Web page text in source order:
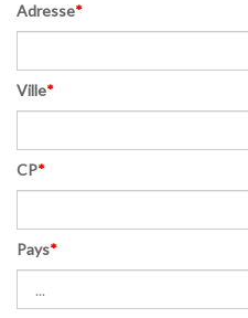
Adresse*
Ville*
CP*
Pays*